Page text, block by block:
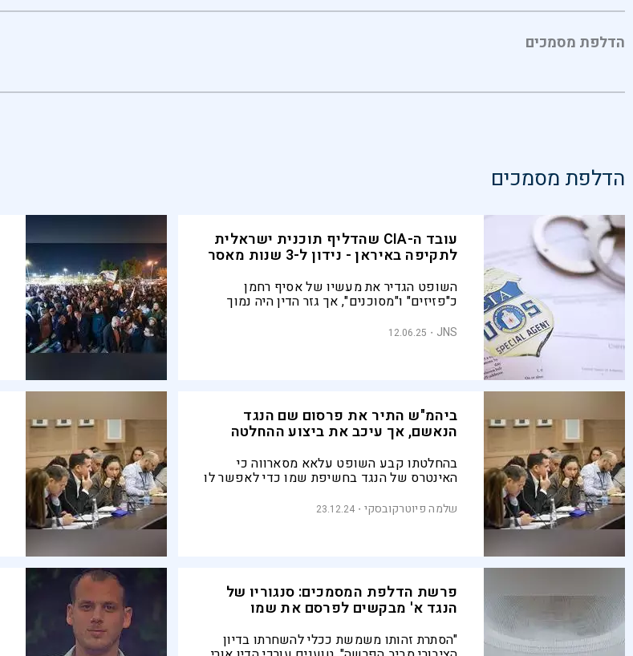
הדלפת מסמכים
הדלפת מסמכים
עובד ה-CIA שהדליף תוכנית ישראלית
לתקיפה באיראן - נידון ל-3 שנות מאסר
השופט הגדיר את מעשיו של אסיף רחמן
כ"פזיזים" ו"מסוכנים", אך גזר הדין היה נמוך
JNS
12.06.25
ביהמ"ש התיר את פרסום שם הנגד
הנאשם, אך עיכב את ביצוע ההחלטה
בהחלטתו קבע השופט עלאא מסארווה כי
האינטרס של הנגד בחשיפת שמו כדי לאפשר לו
בביטחון המדינה, במיוחד לנוכח העובדה ששמו
כבר דלף ברשתות ו"הסוסים ברחו מן האורווה"
שלמה פיוטרקובסקי 23.12.24
פרשת הדלפת המסמכים: סנגוריו של
הנגד א' מבקשים לפרסם את שמו
"הסתרת זהותו משמשת ככלי להשחרתו בדיון